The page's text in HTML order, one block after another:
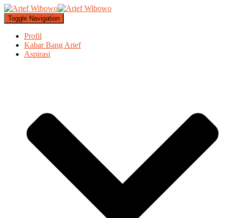
Toggle Navigation
Profil
Kabar Bang Arief
Aspirasi